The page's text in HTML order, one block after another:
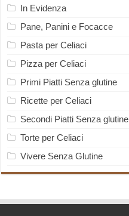
In Evidenza
Pane, Panini e Focacce
Pasta per Celiaci
Pizza per Celiaci
Primi Piatti Senza glutine
Ricette per Celiaci
Secondi Piatti Senza glutine
Torte per Celiaci
Vivere Senza Glutine